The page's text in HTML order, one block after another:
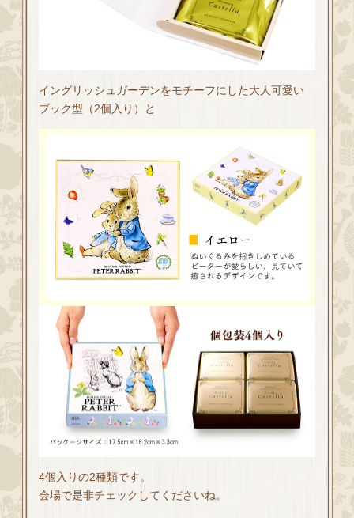
イングリッシュガーデンをモチーフにした大人可愛い
ブック型（2個入り）と
4個入りの2種類です。
会場で是非チェックしてくださいね。